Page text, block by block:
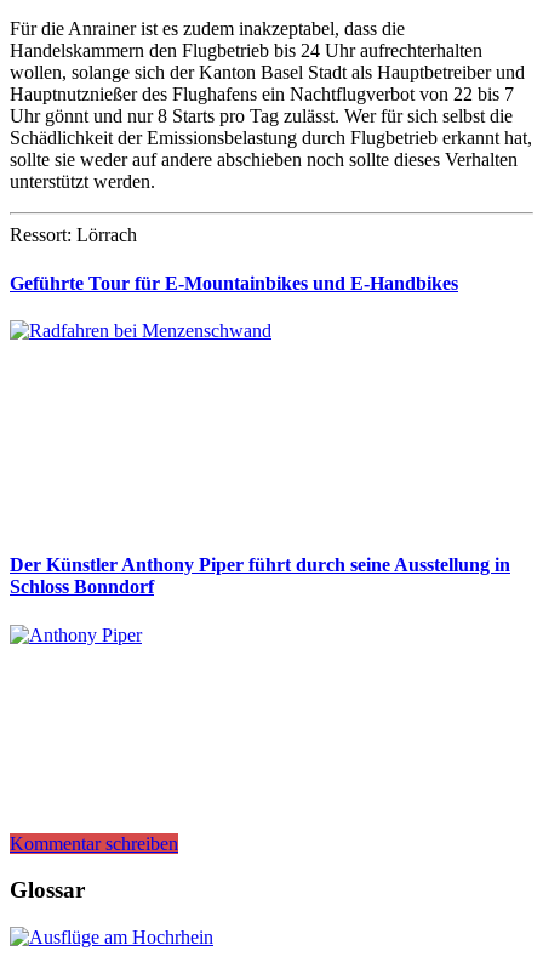
Für die Anrainer ist es zudem inakzeptabel, dass die
Handelskammern den Flugbetrieb bis 24 Uhr aufrechterhalten
wollen, solange sich der Kanton Basel Stadt als Hauptbetreiber und
Hauptnutznießer des Flughafens ein Nachtflugverbot von 22 bis 7
Uhr gönnt und nur 8 Starts pro Tag zulässt. Wer für sich selbst die
Schädlichkeit der Emissionsbelastung durch Flugbetrieb erkannt hat,
sollte sie weder auf andere abschieben noch sollte dieses Verhalten
unterstützt werden.
Ressort: Lörrach
Geführte Tour für E-Mountainbikes und E-Handbikes
Der Künstler Anthony Piper führt durch seine Ausstellung in
Schloss Bonndorf
Kommentar schreiben
Glossar